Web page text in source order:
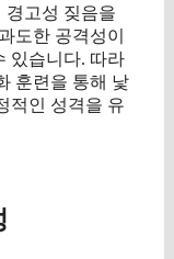
경고성 짖음을
도한 공격성이
있습니다. 따라
훈련을 통해 낯
적인 성격을 유